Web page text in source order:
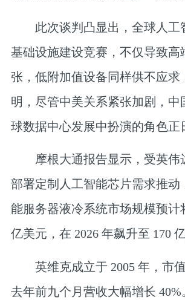
此次谈判凸显出，全球人工
基础设施建设竞赛，不仅导致高
张，低附加值设备同样供不应求
明，尽管中美关系紧张加剧，中
球数据中心发展中扮演的角色正
摩根大通报告显示，受英伟
部署定制人工智能芯片需求推动
能服务器液冷系统市场规模预计
亿美元，在 2026 年飙升至 170
英维克成立于 2005 年，市值
去年前九个月营收大幅增长 40%